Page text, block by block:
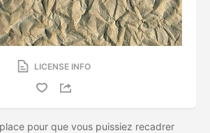
LICENSE INFO
pour que vous puissiez recadrer